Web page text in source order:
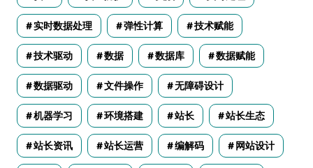
实时数据处理 弹性计算 技术赋能
技术驱动 数据 数据库 数据赋能
数据驱动 文件操作 无障碍设计
机器学习 环境搭建 站长 站长生态
站长资讯 站长运营 编解码 网站设计